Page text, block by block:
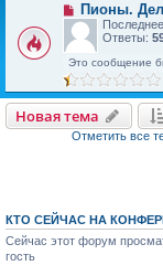
Пионы.
Ответы:
Это сообщение
Новая тема
Отметить все
КТО СЕЙЧАС НА
Сейчас этот форум
гость